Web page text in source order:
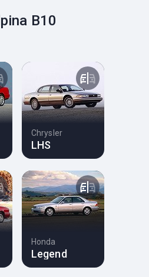
B10
Chrysler
LHS
Honda
Legend